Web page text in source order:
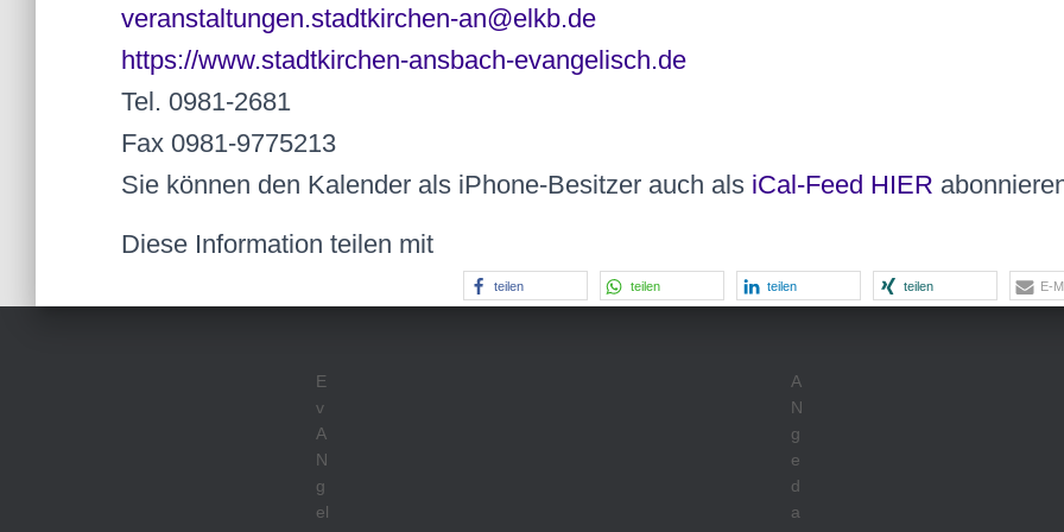
veranstaltungen.stadtkirchen-an@elkb.de
https://www.stadtkirchen-ansbach-evangelisch.de
Tel. 0981-2681
Fax 0981-9775213
Sie können den Kalender als iPhone-Besitzer auch als iCal-Feed HIER
Diese Information teilen mit
teilen teilen teilen teilen E-
E
v
A
N
g
el
A
N
g
e
d
a